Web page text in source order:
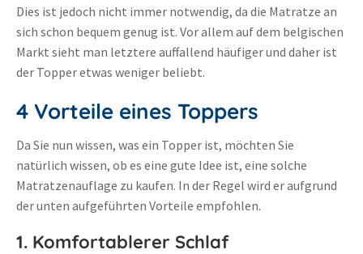
Dies ist jedoch nicht immer notwendig, da die Matratze an
sich schon bequem genug ist. Vor allem auf dem belgischen
Markt sieht man letztere auffallend häufiger und daher ist
der Topper etwas weniger beliebt.
4 Vorteile eines Toppers
Da Sie nun wissen, was ein Topper ist, möchten Sie
natürlich wissen, ob es eine gute Idee ist, eine solche
Matratzenauflage zu kaufen. In der Regel wird er aufgrund
der unten aufgeführten Vorteile empfohlen.
1. Komfortablerer Schlaf